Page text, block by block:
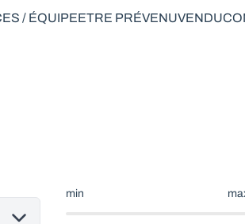
/ ÉQUIPEETRE PRÉVENUVENDU
min